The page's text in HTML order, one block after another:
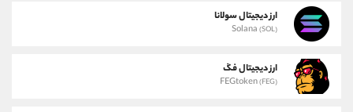
ارز دیجیتال سولانا
Solana (SOL)
ارز دیجیتال فگ
FEGtoken(FEG)